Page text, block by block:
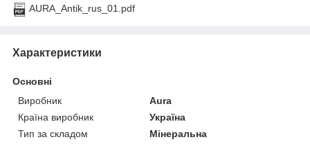
AURA_Antik_rus_01.pdf
Характеристики
Основні
Виробник
Aura
Країна виробник
Україна
Тип за складом
Мінеральна